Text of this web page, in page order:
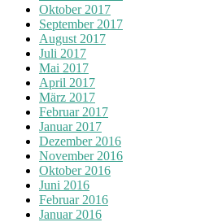
Oktober 2017
September 2017
August 2017
Juli 2017
Mai 2017
April 2017
März 2017
Februar 2017
Januar 2017
Dezember 2016
November 2016
Oktober 2016
Juni 2016
Februar 2016
Januar 2016